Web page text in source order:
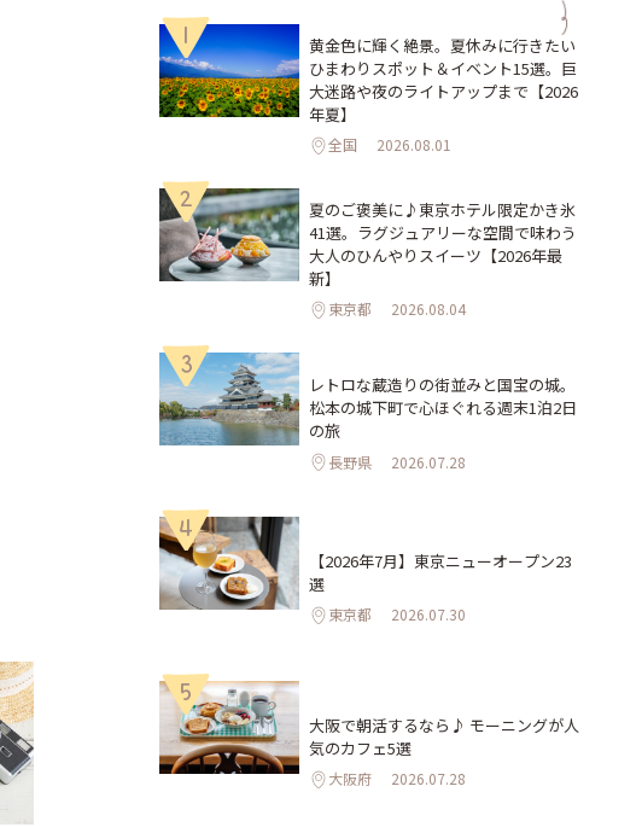
1
黄金色に輝く絶景。夏休みに行きたい
ひまわりスポット＆イベント15選。巨
大迷路や夜のライトアップまで【2026
年夏】
全国 2026.08.01
2
夏のご褒美に♪東京ホテル限定かき氷
41選。ラグジュアリーな空間で味わう
大人のひんやりスイーツ【2026年最
新】
東京都 2026.08.04
3
レトロな蔵造りの街並みと国宝の城。
松本の城下町で心ほぐれる週末1泊2日
の旅
長野県 2026.07.28
4
【2026年7月】東京ニューオープン23
選
東京都 2026.07.30
5
大阪で朝活するなら♪ モーニングが人
気のカフェ5選
大阪府 2026.07.28